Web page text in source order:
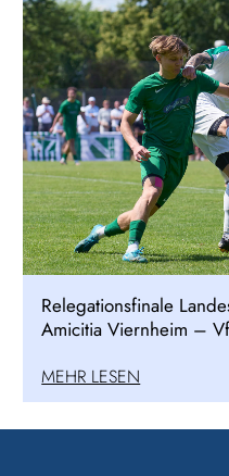
Relegationsfinale
Amicitia Viernheim –
MEHR LESEN